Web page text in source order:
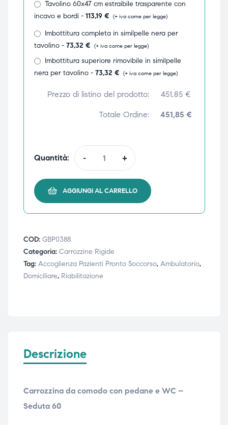
Tavolino 60x47 cm estraibile trasparente con
incavo e bordi - 113,19 € (+ iva come per legge)
Imbottitura completa in similpelle nera per
tavolino - 73,32 € (+ iva come per legge)
Imbottitura superiore rimovibile in similpelle
nera per tavolino - 73,32 € (+ iva come per legge)
Prezzo di listino del prodotto: 451,85 €
Totale Ordine: 451,85 €
Quantità: - +
AGGIUNGI AL CARRELLO
COD: GBP0388
Categoria: Carrozzine Rigide
Tag: Accoglienza Pazienti Pronto Soccorso, Ambulatorio,
Domiciliare, Riabilitazione
Descrizione
Carrozzina da comodo con pedane e WC –
Seduta 60